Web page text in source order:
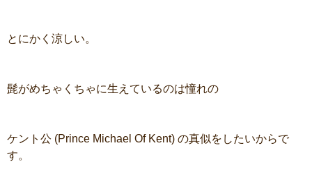
とにかく涼しい。
髭がめちゃくちゃに生えているのは憧れの
ケント公 (Prince Michael Of Kent) の真似をしたいからで
す。